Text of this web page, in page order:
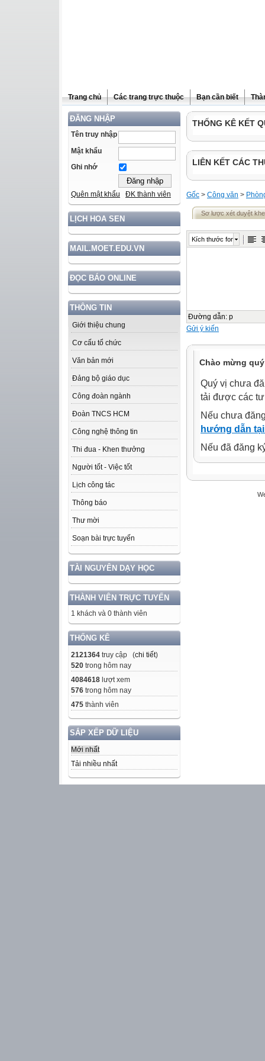
Trang chủ Các trang trực thuộc Bạn cần biết
ĐĂNG NHẬP
Tên truy nhập
Mật khẩu
Ghi nhớ
Quên mật khẩu ĐK thành viên
LỊCH HOA SEN
MAIL.MOET.EDU.VN
ĐỌC BÁO ONLINE
THÔNG TIN
Giới thiệu chung
Cơ cấu tổ chức
Văn bản mới
Đảng bộ giáo dục
Công đoàn ngành
Đoàn TNCS HCM
Công nghệ thông tin
Thi đua - Khen thưởng
Người tốt - Việc tốt
Lịch công tác
Thông báo
Thư mời
Soạn bài trực tuyến
TÀI NGUYÊN DẠY HỌC
THÀNH VIÊN TRỰC TUYẾN
1 khách và 0 thành viên
THỐNG KÊ
2121364 truy cập (chi tiết)
520 trong hôm nay
4084618 lượt xem
576 trong hôm nay
475 thành viên
SẮP XẾP DỮ LIỆU
Mới nhất
Tải nhiều nhất
THỐNG KÊ KẾT
LIÊN KẾT CÁC
Gốc > Công văn >
Sơ lược xét duyệt
Kích thước font
Đường dẫn: p
Gửi ý kiến
Chào mừng quý
Quý vị chưa
tải được các
Nếu chưa
hướng dẫn
Nếu đã đăng